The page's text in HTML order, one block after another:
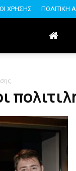
ΧΡΗΣΗΣ ΠΟΛΙΤΙΚΗ